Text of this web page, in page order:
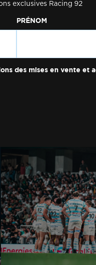
exclusives Racing 92
PRÉNOM
des mises en vente et